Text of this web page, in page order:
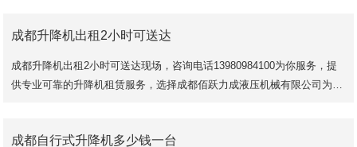
成都升降机出租2小时可送达
成都升降机出租2小时可送达现场，咨询电话13980984100为你服务，提
供专业可靠的升降机租赁服务，选择成都佰跃力成液压机械有限公司为你
成都自行式升降机多少钱一台